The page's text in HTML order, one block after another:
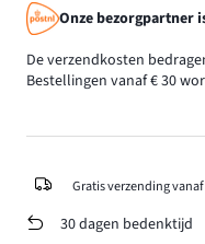
Onze bezorgpartner
De verzendkosten
Bestellingen vanaf € 30
Gratis verzending vanaf
30 dagen bedenktijd